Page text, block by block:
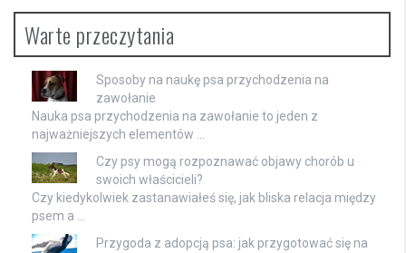
Warte przeczytania
Sposoby na naukę psa przychodzenia na
zawołanie
Nauka psa przychodzenia na zawołanie to jeden z
najważniejszych elementów …
Czy psy mogą rozpoznawać objawy chorób u
swoich właścicieli?
Czy kiedykolwiek zastanawiałeś się, jak bliska relacja między
psem a …
Przygoda z adopcją psa: jak przygotować się na